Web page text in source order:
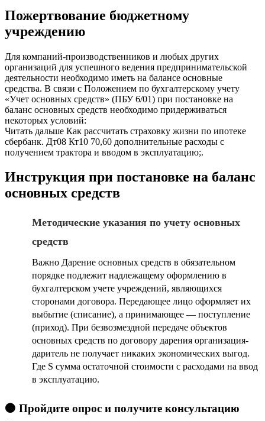
Пожертвование бюджетному
учреждению
Для компаний-производственников и любых других
организаций для успешного ведения предпринимательской
деятельности необходимо иметь на балансе основные
средства. В связи с Положением по бухгалтерскому учету
«Учет основных средств» (ПБУ 6/01) при постановке на
баланс основных средств необходимо придерживаться
некоторых условий:
Читать дальше Как рассчитать страховку жизни по ипотеке
сбербанк. Дт08 Кт10 70,60 дополнительные расходы с
получением трактора и вводом в эксплуатацию;.
Инструкция при постановке на баланс
основных средств
Методические указания по учету основных
средств
Важно Дарение основных средств в обязательном
порядке подлежит надлежащему оформлению в
бухгалтерском учете учреждений, являющихся
сторонами договора. Передающее лицо оформляет их
выбытие (списание), а принимающее — поступление
(приход). При безвозмездной передаче объектов
основных средств по договору дарения организация-
даритель не получает никаких экономических выгод.
Где S сумма остаточной стоимости с расходами на ввод
в эксплуатацию.
🟠 Пройдите опрос и получите консультацию